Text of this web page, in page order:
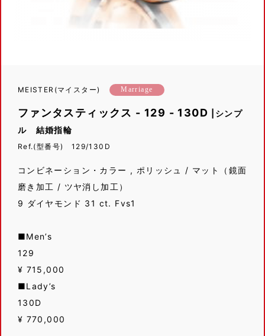
MEISTER(マイスター) Marriage
ファンタスティックス - 129 - 130D
|シンプ
ル 結婚指輪
Ref.(型番号) 129/130D
コンビネーション・カラー , ポリッシュ / マット（鏡面
磨き加工 / ツヤ消し加工）
9 ダイヤモンド 31 ct. Fvs1
■Men’s
129
¥ 715,000
■Lady’s
130D
¥ 770,000